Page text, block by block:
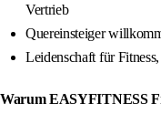
Vertrieb
Quereinsteiger
Leidenschaft für
Warum EASYFITNESS